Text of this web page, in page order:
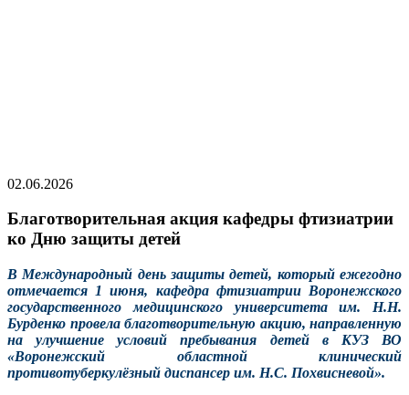
02.06.2026
Благотворительная акция кафедры фтизиатрии
ко Дню защиты детей
В Международный день защиты детей, который ежегодно
отмечается 1 июня, кафедра фтизиатрии Воронежского
государственного медицинского университета им. Н.Н.
Бурденко провела благотворительную акцию, направленную
на улучшение условий пребывания детей в КУЗ ВО
«Воронежский областной клинический
противотуберкулёзный диспансер им. Н.С. Похвисневой».